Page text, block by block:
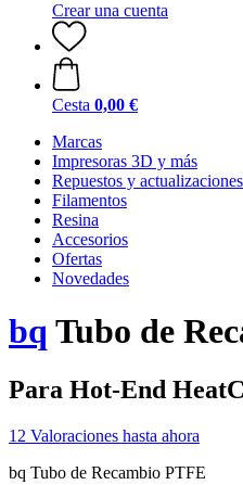
Crear una cuenta
Cesta 0,00 €
Marcas
Impresoras 3D y más
Repuestos y actualizaciones
Filamentos
Resina
Accesorios
Ofertas
Novedades
bq Tubo de
Para Hot-End
12 Valoraciones hasta ahora
bq Tubo de Recambio PTFE